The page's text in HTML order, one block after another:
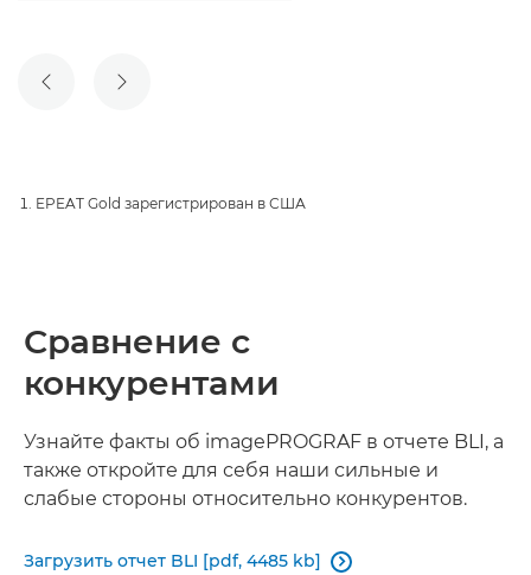
ПРЕДЫДУЩИЙ СЛАЙД
СЛЕДУЮЩИЙ СЛАЙД
EPEAT Gold зарегистрирован в США
Сравнение с
конкурентами
Узнайте факты об imagePROGRAF в отчете BLI, а
также откройте для себя наши сильные и
слабые стороны относительно конкурентов.
Загрузить отчет BLI [pdf, 4485 kb] 